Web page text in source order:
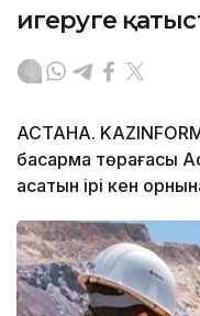
игеруге
АСТАНА.
басқарма төрағасы
асатын ірі кен